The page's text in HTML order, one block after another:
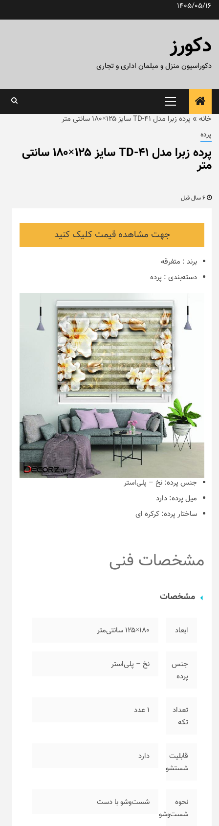
پرش1405/05/16
دکورز
دکوراسیون منزل و مبلمان اداری و تجاری
منوی
اصلی
خانه » پرده زبرا مدل TD-41 سایز ۱۲۵×۱۸۰ سانتی متر
پرده
پرده زبرا مدل TD-41 سایز ۱۲۵×۱۸۰ سانتی
متر
جهت مشاهده قیمت کلیک کنید
برند : متفرقه
دسته‌بندی : پرده
جنس پرده: نخ – پلی‌استر
میل پرده: دارد
ساختار پرده: کرکره ای
مشخصات فنی
مشخصات
ابعاد ۱۸۰×۱۲۵ سانتی‌متر
جنس
پرده
نخ – پلی‌استر
تعداد
تکه
۱ عدد
قابلیت
شستشو
دارد
نحوه
شست‌وشو
شست‌وشو با دست